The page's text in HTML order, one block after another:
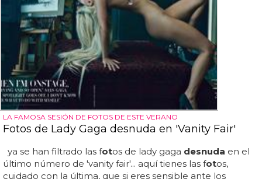
LA FAMOSA SESIÓN DE FOTOS DE ESTE VERANO
Fotos de Lady Gaga desnuda en 'Vanity Fair'
ya se han filtrado las fotos de lady gaga desnuda en el
último número de 'vanity fair'... aquí tienes las fotos,
cuidado con la última, que si eres sensible ante los